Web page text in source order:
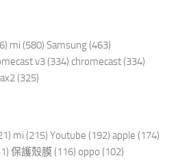
mi (580) Samsung (463)
v3 (334) chromecast (334)
(325)
mi (215) Youtube (192) apple (174)
保護殼膜 (116) oppo (102)